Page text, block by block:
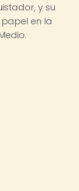
y su
en la